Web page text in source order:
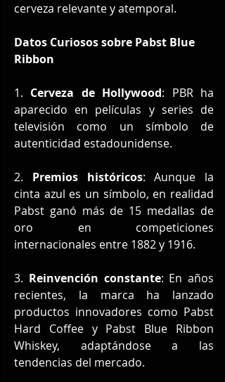
cerveza relevante y atemporal.
Datos Curiosos sobre Pabst Blue
Ribbon
1. Cerveza de Hollywood: PBR ha
aparecido en películas y series de
televisión como un símbolo de
autenticidad estadounidense.
2. Premios históricos: Aunque la
cinta azul es un símbolo, en realidad
Pabst ganó más de 15 medallas de
oro en competiciones
internacionales entre 1882 y 1916.
3. Reinvención constante: En años
recientes, la marca ha lanzado
productos innovadores como Pabst
Hard Coffee y Pabst Blue Ribbon
Whiskey, adaptándose a las
tendencias del mercado.